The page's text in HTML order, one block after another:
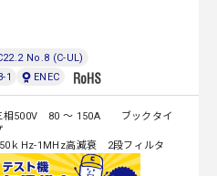
No.8 (C-UL)
1
ENEC
相500V 80 ～ 150A ブックタイ
ｋHz-1MHz高減衰 2段フィルタ